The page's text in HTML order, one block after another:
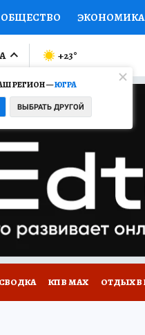
ОБЩЕСТВО ЭКОНОМИКА
ПРОИСШЕСТВИЯ
МИР
СЕРИАЛЫ
КОЛЛЕКЦИИ КОНКУРСЫ
РЕГИОН —ЮГРА
ВЫБРАТЬ ДРУГОЙ
+23°
КП В МАХ ОТДЫХ В